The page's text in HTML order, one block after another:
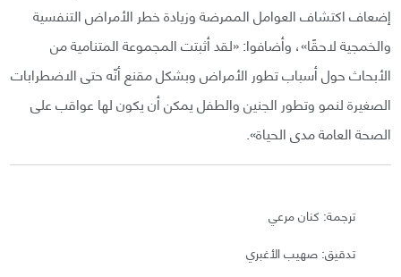
إضعاف اكتشاف العوامل الممرضة وزيادة خطر الأمراض التنفسية
والخمجية لاحقًا»، وأضافوا: «لقد أثبتت المجموعة المتنامية من
الأبحاث حول أسباب تطور الأمراض وبشكل مقنع أنّه حتى الاضطرابات
الصغيرة لنمو وتطور الجنين والطفل يمكن أن يكون لها عواقب على
الصحة العامة مدى الحياة».
ترجمة: كنان مرعي
تدقيق: صهيب الأغبري